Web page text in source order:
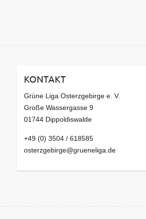
KONTAKT
Grüne Liga Osterzgebirge e. V.
Große Wassergasse 9
01744 Dippoldiswalde
+49 (0) 3504 / 618585
osterzgebirge@grueneliga.de